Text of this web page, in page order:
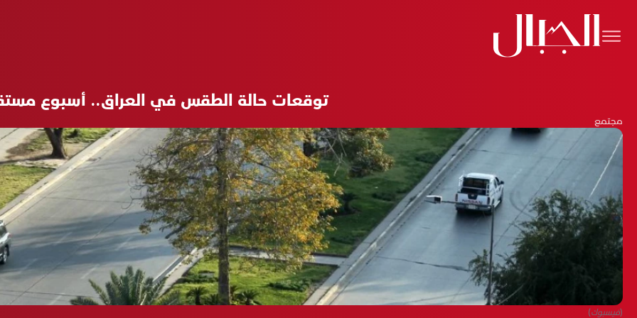
توقعات حالة الطقس في العراق.. أسبوع
مجتمع
(فيسبوك)